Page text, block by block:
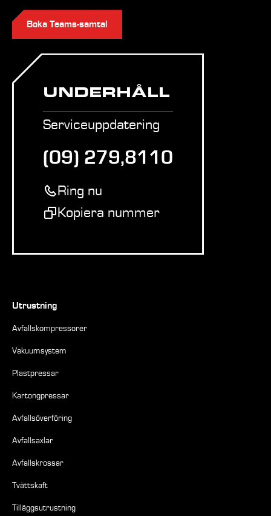
Boka Teams-samtal
UNDERHÅLL
Serviceuppdatering
(09) 279,8110
Ring nu
Kopiera nummer
Utrustning
Avfallskompressorer
Vakuumsystem
Plastpressar
Kartongpressar
Avfallsöverföring
Avfallsaxlar
Avfallskrossar
Tvättskaft
Tilläggsutrustning